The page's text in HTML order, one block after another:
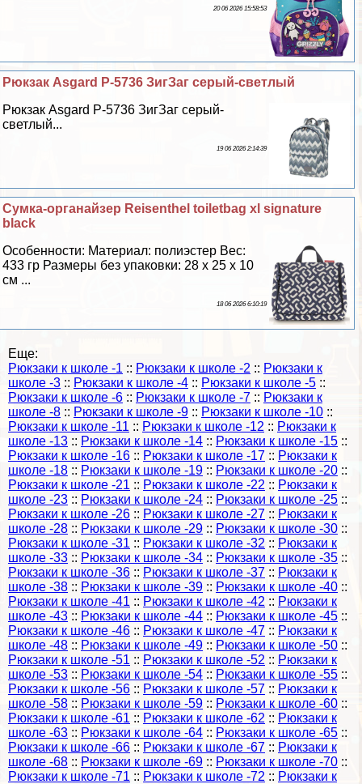
20 06 2026 15:58:53
Рюкзак Asgard Р-5736 ЗигЗаг серый-светлый
Рюкзак Asgard Р-5736 ЗигЗаг серый-
светлый...
19 06 2026 2:14:39
Сумка-органайзер Reisenthel toiletbag xl signature
black
Особенности: Материал: полиэстер Вес:
433 гр Размеры без упаковки: 28 х 25 х 10
см ...
18 06 2026 6:10:19
Еще:
Рюкзаки к школе -1 :: Рюкзаки к школе -2 :: Рюкзаки к
школе -3 :: Рюкзаки к школе -4 :: Рюкзаки к школе -5 ::
Рюкзаки к школе -6 :: Рюкзаки к школе -7 :: Рюкзаки к
школе -8 :: Рюкзаки к школе -9 :: Рюкзаки к школе -10 ::
Рюкзаки к школе -11 :: Рюкзаки к школе -12 :: Рюкзаки к
школе -13 :: Рюкзаки к школе -14 :: Рюкзаки к школе -15 ::
Рюкзаки к школе -16 :: Рюкзаки к школе -17 :: Рюкзаки к
школе -18 :: Рюкзаки к школе -19 :: Рюкзаки к школе -20 ::
Рюкзаки к школе -21 :: Рюкзаки к школе -22 :: Рюкзаки к
школе -23 :: Рюкзаки к школе -24 :: Рюкзаки к школе -25 ::
Рюкзаки к школе -26 :: Рюкзаки к школе -27 :: Рюкзаки к
школе -28 :: Рюкзаки к школе -29 :: Рюкзаки к школе -30 ::
Рюкзаки к школе -31 :: Рюкзаки к школе -32 :: Рюкзаки к
школе -33 :: Рюкзаки к школе -34 :: Рюкзаки к школе -35 ::
Рюкзаки к школе -36 :: Рюкзаки к школе -37 :: Рюкзаки к
школе -38 :: Рюкзаки к школе -39 :: Рюкзаки к школе -40 ::
Рюкзаки к школе -41 :: Рюкзаки к школе -42 :: Рюкзаки к
школе -43 :: Рюкзаки к школе -44 :: Рюкзаки к школе -45 ::
Рюкзаки к школе -46 :: Рюкзаки к школе -47 :: Рюкзаки к
школе -48 :: Рюкзаки к школе -49 :: Рюкзаки к школе -50 ::
Рюкзаки к школе -51 :: Рюкзаки к школе -52 :: Рюкзаки к
школе -53 :: Рюкзаки к школе -54 :: Рюкзаки к школе -55 ::
Рюкзаки к школе -56 :: Рюкзаки к школе -57 :: Рюкзаки к
школе -58 :: Рюкзаки к школе -59 :: Рюкзаки к школе -60 ::
Рюкзаки к школе -61 :: Рюкзаки к школе -62 :: Рюкзаки к
школе -63 :: Рюкзаки к школе -64 :: Рюкзаки к школе -65 ::
Рюкзаки к школе -66 :: Рюкзаки к школе -67 :: Рюкзаки к
школе -68 :: Рюкзаки к школе -69 :: Рюкзаки к школе -70 ::
Рюкзаки к школе -71 :: Рюкзаки к школе -72 :: Рюкзаки к